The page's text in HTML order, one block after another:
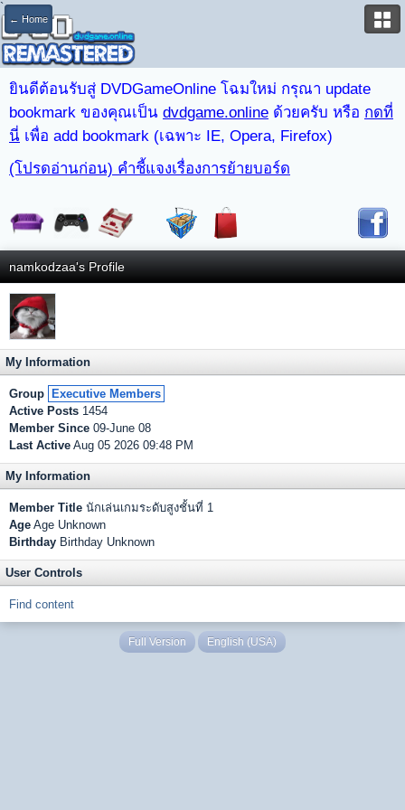
`
← Home
ยินดีต้อนรับสู่ DVDGameOnline โฉมใหม่ กรุณา update
bookmark ของคุณเป็น dvdgame.online ด้วยครับ หรือ กดที่
นี่ เพื่อ add bookmark (เฉพาะ IE, Opera, Firefox)
(โปรดอ่านก่อน) คำชี้แจงเรื่องการย้ายบอร์ด
namkodzaa's Profile
My Information
Group
Executive Members
Active Posts 1454
Member Since 09-June 08
Last Active Aug 05 2026 09:48 PM
My Information
Member Title นักเล่นเกมระดับสูงชั้นที่ 1
Age Age Unknown
Birthday Birthday Unknown
User Controls
Find content
Full Version English (USA)